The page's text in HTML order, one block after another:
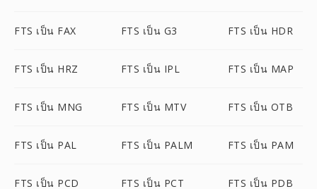
FTS เป็น FAX FTS เป็น G3 FTS เป็น HDR
FTS เป็น HRZ FTS เป็น IPL FTS เป็น MAP
FTS เป็น MNG FTS เป็น MTV FTS เป็น OTB
FTS เป็น PAL FTS เป็น PALM FTS เป็น PAM
FTS เป็น PCD FTS เป็น PCT FTS เป็น PDB